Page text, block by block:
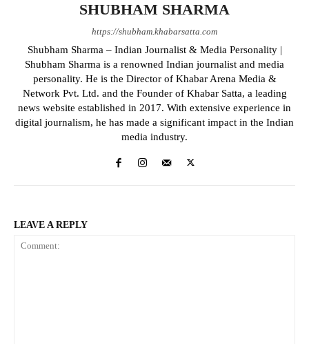
SHUBHAM SHARMA
https://shubham.khabarsatta.com
Shubham Sharma – Indian Journalist & Media Personality |
Shubham Sharma is a renowned Indian journalist and media
personality. He is the Director of Khabar Arena Media &
Network Pvt. Ltd. and the Founder of Khabar Satta, a leading
news website established in 2017. With extensive experience in
digital journalism, he has made a significant impact in the Indian
media industry.
LEAVE A REPLY